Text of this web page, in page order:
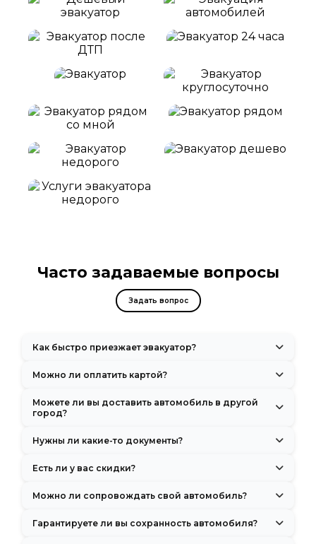
Часто задаваемые вопросы
Задать вопрос
Как быстро приезжает эвакуатор?
заказа.
Можно ли оплатить картой?
картами.
Можете ли вы доставить автомобиль в другой
город?
регионам России.
Нужны ли какие-то документы?
и ваше удостоверение личности.
Есть ли у вас скидки?
при повторном обращении и за предварительных заказов. Также
Можно ли сопровождать свой автомобиль?
пассажирских места.
Гарантируете ли вы сохранность автомобиля?